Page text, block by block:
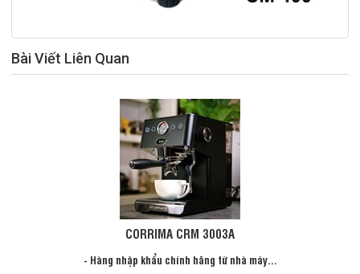
Bài Viết Liên Quan
CORRIMA CRM 3003A
- Hàng nhập khẩu chính hãng từ nhà máy...